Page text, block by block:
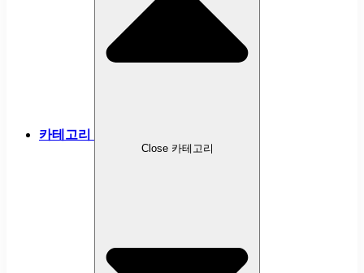
카테고리
Close 카테고리